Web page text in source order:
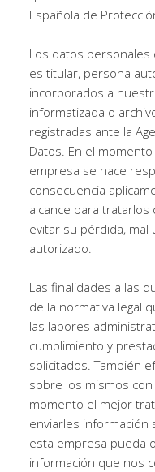
Española de
Los datos
es titular, persona
incorporados a
informatizada o
registradas ante la
Datos. En el
empresa se hace
consecuencia
alcance para tratarlos
evitar su pérdida, mal
autorizado.
Las finalidades a las
de la normativa legal
las labores
cumplimiento y
solicitados. También
sobre los mismos
momento el mejor
enviarles
esta empresa pueda
información que nos